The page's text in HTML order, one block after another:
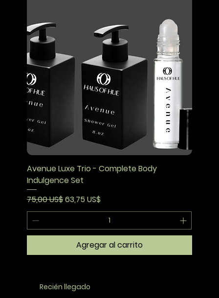
Avenue Luxe Trio - Complete Body
Indulgence Set
Precio
75,00 US$Precio de oferta
63,75 US$
Agregar al carrito
Recién llegado